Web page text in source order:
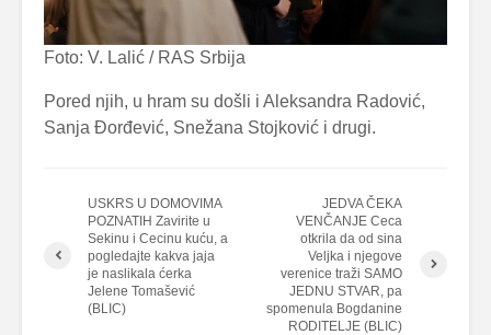
Foto: V. Lalić / RAS Srbija
Pored njih, u hram su došli i Aleksandra Radović,
Sanja Đorđević, Snežana Stojković i drugi.
USKRS U DOMOVIMA
POZNATIH Zavirite u
Sekinu i Cecinu kuću, a
pogledajte kakva jaja
je naslikala ćerka
Jelene Tomašević
(BLIC)
JEDVA ČEKA
VENČANJE Ceca
otkrila da od sina
Veljka i njegove
verenice traži SAMO
JEDNU STVAR, pa
spomenula Bogdanine
RODITELJE (BLIC)